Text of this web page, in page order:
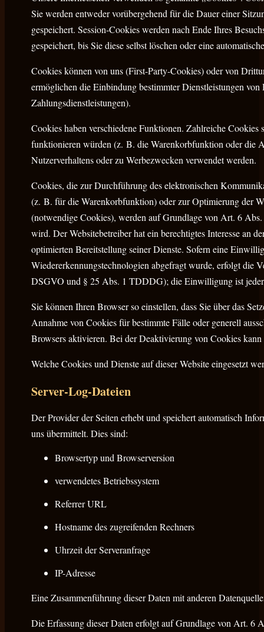
Sie werden entweder vorübergehend für die Dauer einer
gespeichert. Session-Cookies werden nach Ende Ihres
gespeichert, bis Sie diese selbst löschen oder eine
Cookies können von uns (First-Party-Cookies) oder von
ermöglichen die Einbindung bestimmter Dienstleistungen
Zahlungsdienstleistungen).
Cookies haben verschiedene Funktionen. Zahlreiche
funktionieren würden (z. B. die Warenkorbfunktion oder die
Nutzerverhaltens oder zu Werbezwecken verwendet werden.
Cookies, die zur Durchführung des elektronischen
(z. B. für die Warenkorbfunktion) oder zur Optimierung der
(notwendige Cookies), werden auf Grundlage von Art. 6
wird. Der Websitebetreiber hat ein berechtigtes Interesse an
optimierten Bereitstellung seiner Dienste. Sofern eine
Wiedererkennungstechnologien abgefragt wurde, erfolgt
DSGVO und § 25 Abs. 1 TDDDG); die Einwilligung ist
Sie können Ihren Browser so einstellen, dass Sie über das
Annahme von Cookies für bestimmte Fälle oder generell
Browsers aktivieren. Bei der Deaktivierung von Cookies
Welche Cookies und Dienste auf dieser Website eingesetzt
Server-Log-Dateien
Der Provider der Seiten erhebt und speichert automatisch
uns übermittelt. Dies sind:
Browsertyp und Browserversion
verwendetes Betriebssystem
Referrer URL
Hostname des zugreifenden Rechners
Uhrzeit der Serveranfrage
IP-Adresse
Eine Zusammenführung dieser Daten mit anderen
Die Erfassung dieser Daten erfolgt auf Grundlage von Art. 6